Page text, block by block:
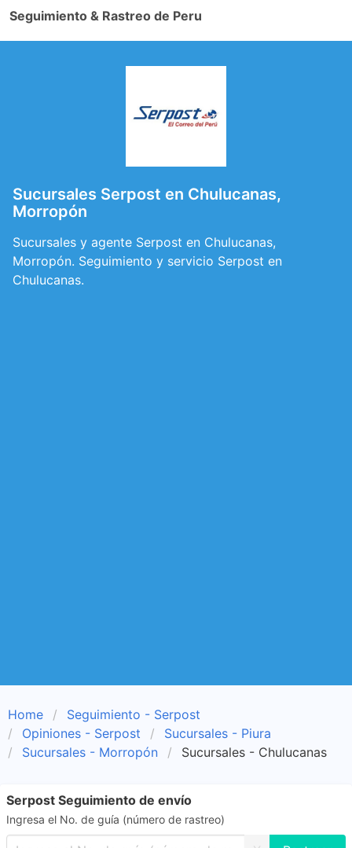
Seguimiento & Rastreo de Peru
Sucursales Serpost en Chulucanas,
Morropón
Sucursales y agente Serpost en Chulucanas,
Morropón. Seguimiento y servicio Serpost en
Chulucanas.
Home
Seguimiento - Serpost
Opiniones - Serpost
Sucursales - Piura
Sucursales - Morropón
Sucursales - Chulucanas
Serpost Seguimiento de envío
Ingresa el No. de guía (número de rastreo)